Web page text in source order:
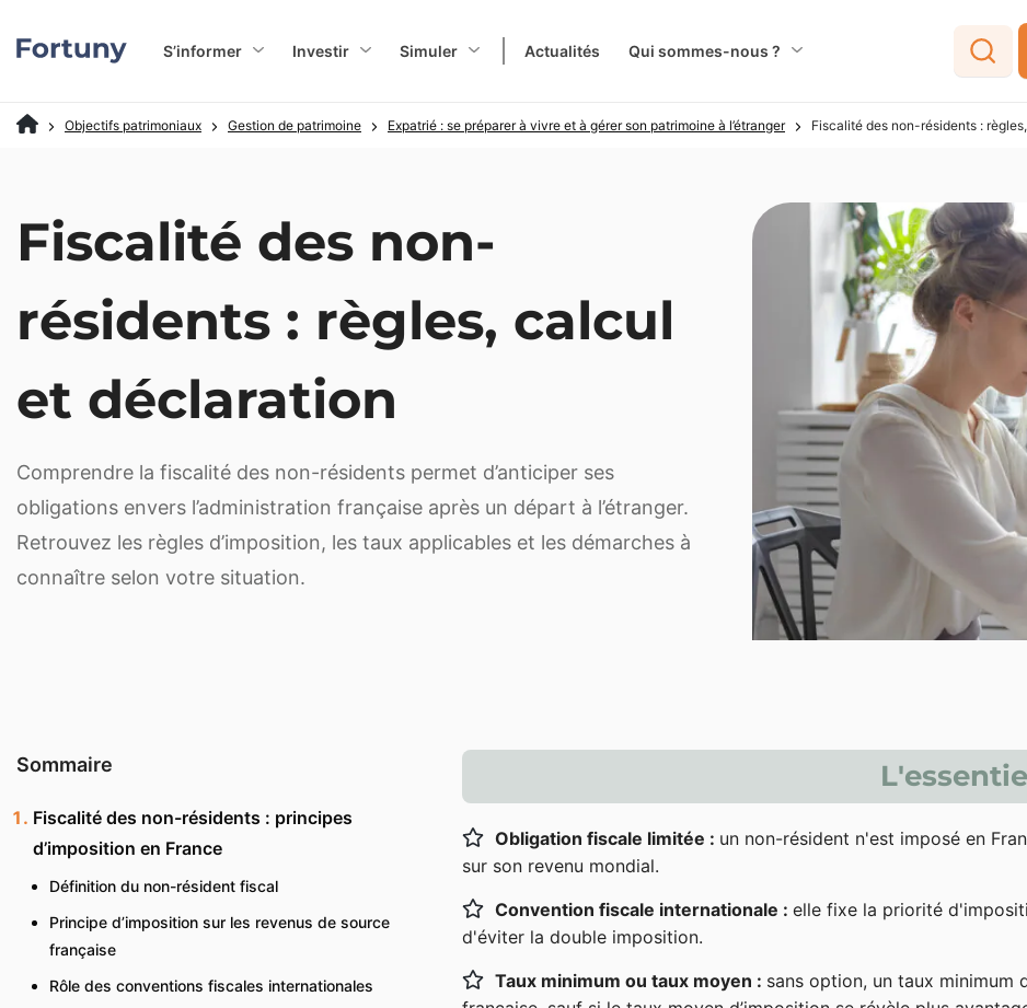
S’informer Investir Simuler Actualités Qui sommes-nous ?
Objectifs patrimoniaux Gestion de patrimoine Expatrié : se préparer à vivre et à gérer son patrimoine à l’étranger Fiscalité des non-résidents :
Fiscalité des non-
résidents : règles, calcul
et déclaration
Comprendre la fiscalité des non-résidents permet d’anticiper ses
obligations envers l’administration française après un départ à l’étranger.
Retrouvez les règles d’imposition, les taux applicables et les démarches à
connaître selon votre situation.
Sommaire
Fiscalité des non-résidents : principes
d’imposition en France
Définition du non-résident fiscal
Principe d’imposition sur les revenus de source
française
Rôle des conventions fiscales internationales
Obligation fiscale limitée : un non-résident n'est imposé en
sur son revenu mondial.
Convention fiscale internationale :elle fixe la priorité
d'éviter la double imposition.
Taux minimum ou taux moyen : sans option, un taux minimum